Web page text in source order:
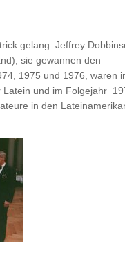
gelang Jeffrey
sie gewannen den
1975 und 1976, waren
Latein und im Folgejahr
in den